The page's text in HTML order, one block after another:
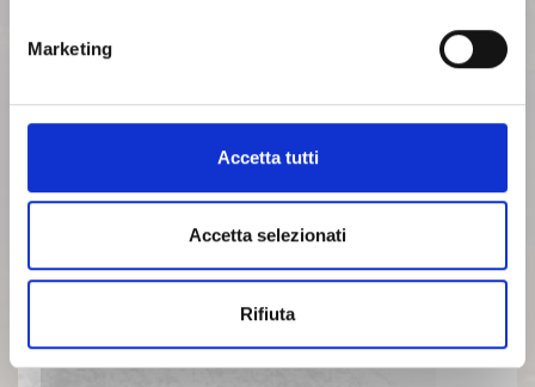
Marketing
Accetta tutti
Accetta selezionati
Rifiuta
INTERMEDIE
ARCHIVIO 2006
ARCHIVIO 2007
ARCHIVIO 2008